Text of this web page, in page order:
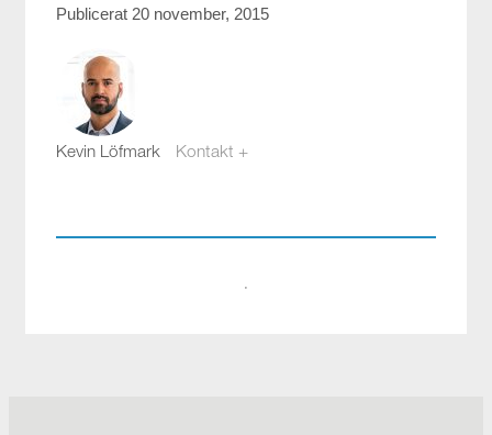
Publicerat 20 november, 2015
Kevin Löfmark Kontakt +
·